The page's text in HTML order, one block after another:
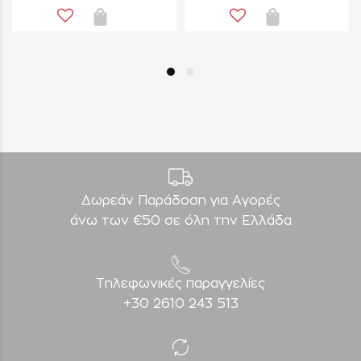
Δωρεάν Παράδοση για Aγορές
άνω των €50 σε όλη την Ελλάδα
Τηλεφωνικές παραγγελίες
+30 2610 243 513